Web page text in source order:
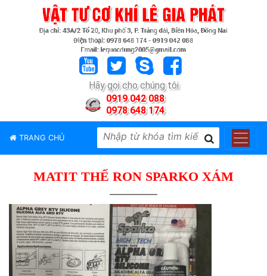
Hãy gọi cho chúng tôi
0919 042 088
0978 648 174
TRANG CHỦ
PHẨM
HIỆU
LIÊN
HỆ
MATIT THẾ RON SPARKO XÁM